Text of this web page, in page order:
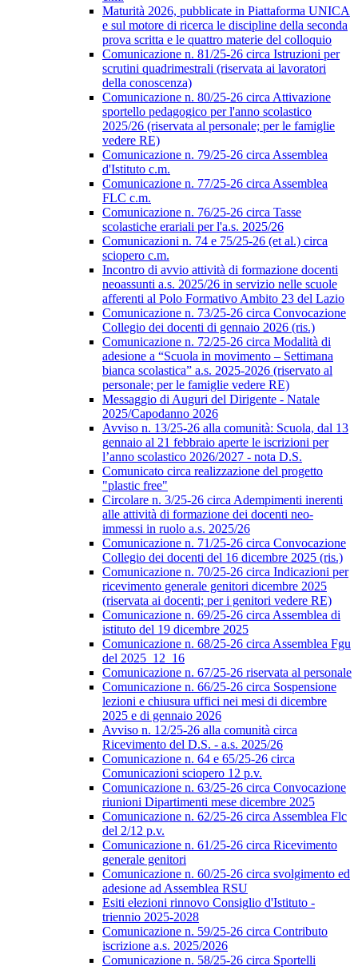
Maturità 2026, pubblicate in Piattaforma UNICA
e sul motore di ricerca le discipline della seconda
prova scritta e le quattro materie del colloquio
Comunicazione n. 81/25-26 circa Istruzioni per
scrutini quadrimestrali (riservata ai lavoratori
della conoscenza)
Comunicazione n. 80/25-26 circa Attivazione
sportello pedagogico per l'anno scolastico
2025/26 (riservata al personale; per le famiglie
vedere RE)
Comunicazione n. 79/25-26 circa Assemblea
d'Istituto c.m.
Comunicazione n. 77/25-26 circa Assemblea
FLC c.m.
Comunicazione n. 76/25-26 circa Tasse
scolastiche erariali per l'a.s. 2025/26
Comunicazioni n. 74 e 75/25-26 (et al.) circa
sciopero c.m.
Incontro di avvio attività di formazione docenti
neoassunti a.s. 2025/26 in servizio nelle scuole
afferenti al Polo Formativo Ambito 23 del Lazio
Comunicazione n. 73/25-26 circa Convocazione
Collegio dei docenti di gennaio 2026 (ris.)
Comunicazione n. 72/25-26 circa Modalità di
adesione a “Scuola in movimento – Settimana
bianca scolastica” a.s. 2025-2026 (riservato al
personale; per le famiglie vedere RE)
Messaggio di Auguri del Dirigente - Natale
2025/Capodanno 2026
Avviso n. 13/25-26 alla comunità: Scuola, dal 13
gennaio al 21 febbraio aperte le iscrizioni per
l’anno scolastico 2026/2027 - nota D.S.
Comunicato circa realizzazione del progetto
"plastic free"
Circolare n. 3/25-26 circa Adempimenti inerenti
alle attività di formazione dei docenti neo-
immessi in ruolo a.s. 2025/26
Comunicazione n. 71/25-26 circa Convocazione
Collegio dei docenti del 16 dicembre 2025 (ris.)
Comunicazione n. 70/25-26 circa Indicazioni per
ricevimento generale genitori dicembre 2025
(riservata ai docenti; per i genitori vedere RE)
Comunicazione n. 69/25-26 circa Assemblea di
istituto del 19 dicembre 2025
Comunicazione n. 68/25-26 circa Assemblea Fgu
del 2025_12_16
Comunicazione n. 67/25-26 riservata al personale
Comunicazione n. 66/25-26 circa Sospensione
lezioni e chiusura uffici nei mesi di dicembre
2025 e di gennaio 2026
Avviso n. 12/25-26 alla comunità circa
Ricevimento del D.S. - a.s. 2025/26
Comunicazione n. 64 e 65/25-26 circa
Comunicazioni sciopero 12 p.v.
Comunicazione n. 63/25-26 circa Convocazione
riunioni Dipartimenti mese dicembre 2025
Comunicazione n. 62/25-26 circa Assemblea Flc
del 2/12 p.v.
Comunicazione n. 61/25-26 circa Ricevimento
generale genitori
Comunicazione n. 60/25-26 circa svolgimento ed
adesione ad Assemblea RSU
Esiti elezioni rinnovo Consiglio d'Istituto -
triennio 2025-2028
Comunicazione n. 59/25-26 circa Contributo
iscrizione a.s. 2025/2026
Comunicazione n. 58/25-26 circa Sportelli